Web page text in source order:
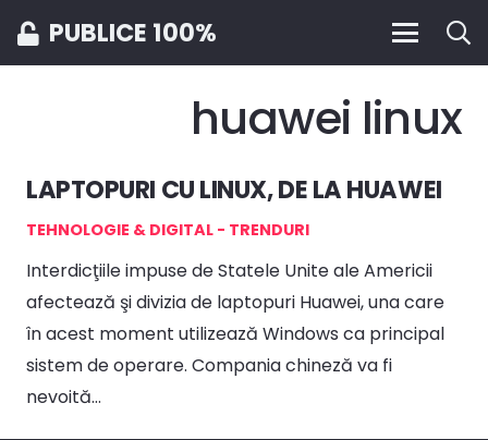
PUBLICE 100%
huawei linux
LAPTOPURI CU LINUX, DE LA HUAWEI
TEHNOLOGIE & DIGITAL - TRENDURI
Interdicţiile impuse de Statele Unite ale Americii
afectează şi divizia de laptopuri Huawei, una care
în acest moment utilizează Windows ca principal
sistem de operare. Compania chineză va fi
nevoită…